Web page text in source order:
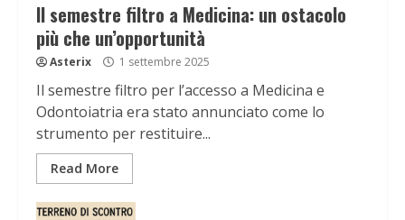
Il semestre filtro a Medicina: un ostacolo
più che un’opportunità
Asterix 1 settembre 2025
Il semestre filtro per l’accesso a Medicina e
Odontoiatria era stato annunciato come lo
strumento per restituire...
Read More